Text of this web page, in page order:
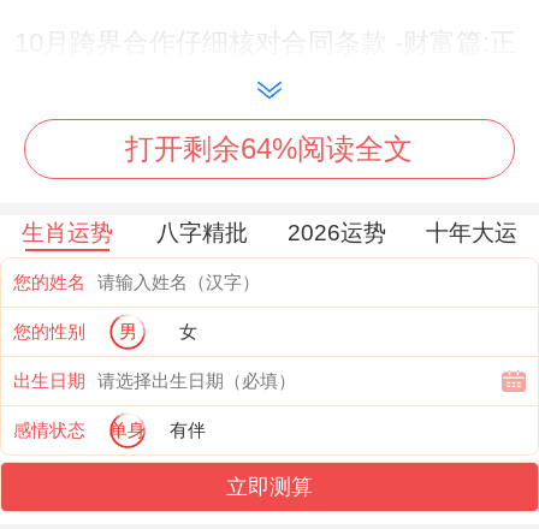
10月跨界合作仔细核对合同条款 -财富篇:正
工资卡会在六月份忽然多出奖金，记得查
但别急着买包；先把钱分成三份:40%存定
期- 30%买稳健理财，剩下30%留着犒劳自
己。
有个小方法—每周三买 概率更高,好是带数
字3同8的组合.
投资方面要记住着个口诀:三月买黄金；
打开剩余64%阅读全文
生肖运势 八字精批 2026运势 十年大运
您的姓名
您的性别 男 女
出生日期
感情状态 单身 有伴
立即测算